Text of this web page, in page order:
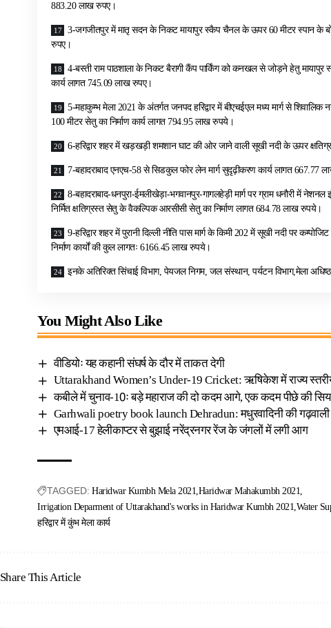
883.20 लाख रुपए।
3-जगजीतपुर में मातृ सदन के निकट मायापुर स्कैप चैनल के ऊपर 60 मीटर स्पान के
रुपए।
4-बस्ती राम पाठशाला के निकट बैरागी कैंप पार्किंग को कनखल से जोड़ने हेतु
कार्य लागत 745.09 लाख रुपए।
5-महाकुम्भ मेला 2021 के अंतर्गत जनपद हरिद्वार में बीएचईएल मध्य मार्ग से शिवालिक
100 मीटर सेतु का निर्माण कार्य लागत 794.95 लाख रुपये।
6-हरिद्वार शहर में खड़खड़ी शमशान घाट की ओर जाने वाली सूखी नदी के ऊपर
7-बहादराबाद एनएच-58 से सिडकुल फोर लेन मार्ग सुदृढ़ीकरण कार्य लागत 667.77
8-बहादराबाद-धनपुरा-ईमलीखेड़ा-भगवानपुर-गागलहेड़ी मार्ग पर ग्राम धनौरी में
निर्मित क्षतिग्रस्त सेतु के वैकल्पिक आरसीसी सेतु का निर्माण लागत 684.78 लाख रुपये।
9-हरिद्वार शहर में पुरानी दिल्ली नीति पास मार्ग के किमी 202 में सूखी नदी पर
निर्माण कार्यों की कुल लागतः 6166.45 लाख रुपये।
इनके अतिरिक्त सिंचाई विभाग, पेयजल निगम, जल संस्थान, पर्यटन विभाग,मेला
You Might Also Like
वीडियोः यह कहानी संघर्ष के दौर में ताकत देगी
Uttarakhand Women’s Under-19 Cricket: ऋषिकेश में राज्य
कबीले में चुनाव-10ः बड़े महाराज की दो कदम आगे, एक कदम पीछे की
Garhwali poetry book launch Dehradun: मधुरवादिनी की गढ़वाली
एमआई-17 हेलीकाप्टर से बुझाई नरेंद्रनगर रेंज के जंगलों में लगी आग
TAGGED: Haridwar Kumbh Mela 2021 Haridwar Mahakumbh 2021
Irrigation Deparment of Uttarakhand's works in Haridwar Kumbh 2021 Water
हरिद्वार में कुंभ मेला कार्य
Share This Article